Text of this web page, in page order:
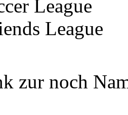
League
League
zur noch